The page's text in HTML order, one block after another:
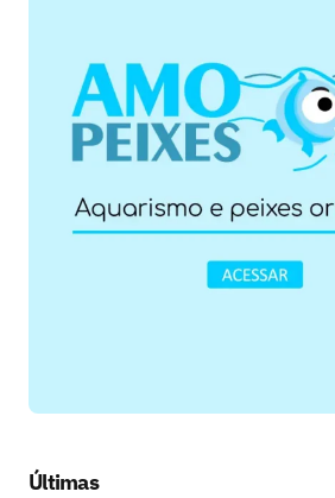
Últimas